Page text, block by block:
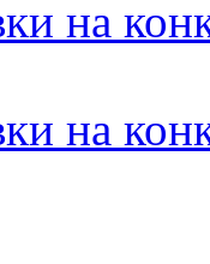
на
на